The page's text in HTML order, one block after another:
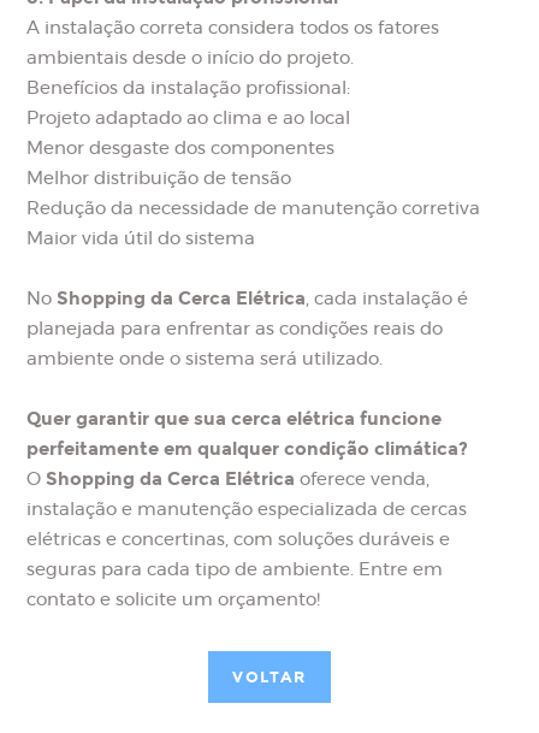
A instalação correta considera todos os fatores
ambientais desde o início do projeto.
Benefícios da instalação profissional:
Projeto adaptado ao clima e ao local
Menor desgaste dos componentes
Melhor distribuição de tensão
Redução da necessidade de manutenção corretiva
Maior vida útil do sistema
No Shopping da Cerca Elétrica, cada instalação é
planejada para enfrentar as condições reais do
ambiente onde o sistema será utilizado.
Quer garantir que sua cerca elétrica funcione
perfeitamente em qualquer condição climática?
O Shopping da Cerca Elétrica oferece venda,
instalação e manutenção especializada de cercas
elétricas e concertinas, com soluções duráveis e
seguras para cada tipo de ambiente. Entre em
contato e solicite um orçamento!
VOLTAR